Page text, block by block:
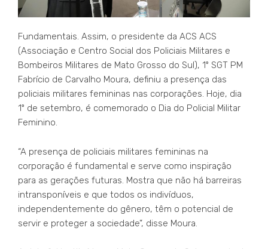
Fundamentais. Assim, o presidente da ACS ACS
(Associação e Centro Social dos Policiais Militares e
Bombeiros Militares de Mato Grosso do Sul), 1º SGT PM
Fabrício de Carvalho Moura, definiu a presença das
policiais militares femininas nas corporações. Hoje, dia
1º de setembro, é comemorado o Dia do Policial Militar
Feminino.
“A presença de policiais militares femininas na
corporação é fundamental e serve como inspiração
para as gerações futuras. Mostra que não há barreiras
intransponíveis e que todos os indivíduos,
independentemente do gênero, têm o potencial de
servir e proteger a sociedade”, disse Moura.